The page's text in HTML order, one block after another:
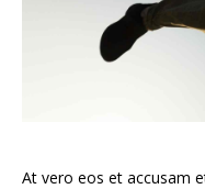
At vero eos et accusam